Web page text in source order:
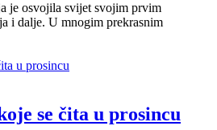
je osvojila svijet svojim prvim
i dalje. U mnogim prekrasnim
se čita u prosincu